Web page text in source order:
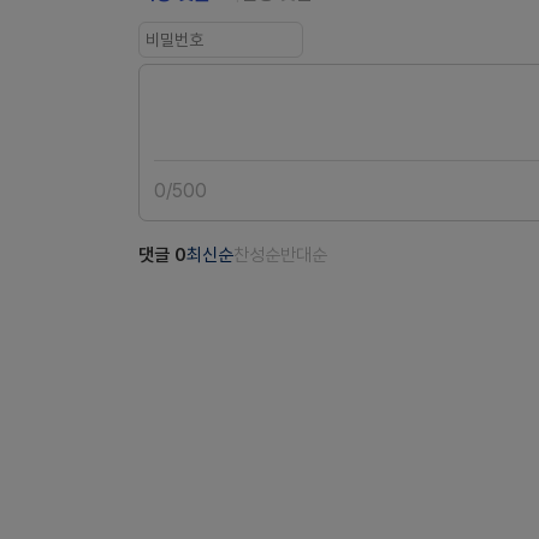
0/500
댓글 0최신순찬성순반대순